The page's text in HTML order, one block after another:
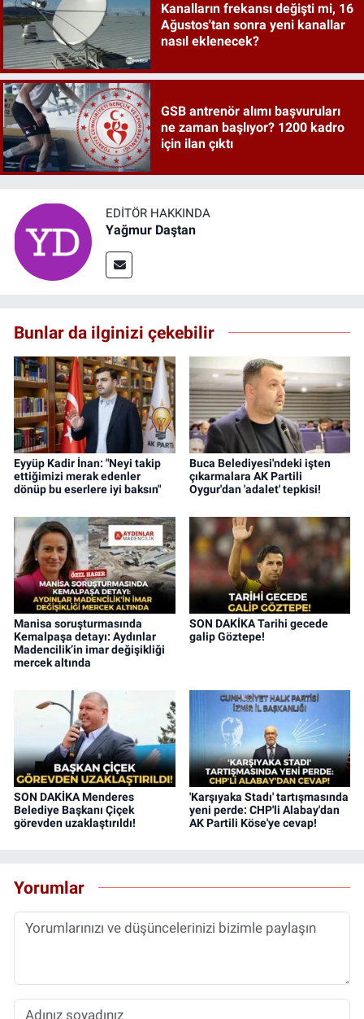
Kanalların frekansı değişti mi, 16
Ağustos'tan sonra yeni kanallar
nasıl eklenecek?
GSB antrenör alımı başvuruları
ne zaman başlıyor? 1200 kadro
için ilan çıktı
EDITÖR HAKKINDA
Yağmur Daştan
Bunlar da ilginizi çekebilir
Eyyüp Kadir İnan: "Neyi takip
ettiğimizi merak edenler
dönüp bu eserlere iyi baksın"
Buca Belediyesi'ndeki işten
çıkarmalara AK Partili
Oygur'dan 'adalet' tepkisi!
Manisa soruşturmasında
Kemalpaşa detayı: Aydınlar
Madencilik’in imar değişikliği
mercek altında
SON DAKİKA Tarihi gecede
galip Göztepe!
SON DAKİKA Menderes
Belediye Başkanı Çiçek
görevden uzaklaştırıldı!
'Karşıyaka Stadı' tartışmasında
yeni perde: CHP'li Alabay'dan
AK Partili Köse'ye cevap!
Yorumlar